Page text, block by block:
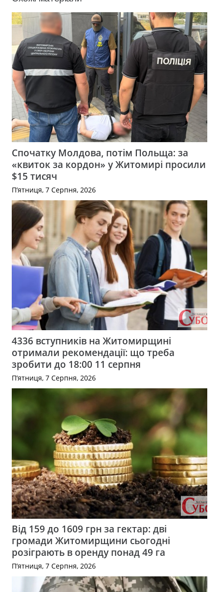
Спочатку Молдова, потім Польща: за
«квиток за кордон» у Житомирі просили
$15 тисяч
П’ятниця, 7 Серпня, 2026
4336 вступників на Житомирщині
отримали рекомендації: що треба
зробити до 18:00 11 серпня
П’ятниця, 7 Серпня, 2026
Від 159 до 1609 грн за гектар: дві
громади Житомирщини сьогодні
розіграють в оренду понад 49 га
П’ятниця, 7 Серпня, 2026